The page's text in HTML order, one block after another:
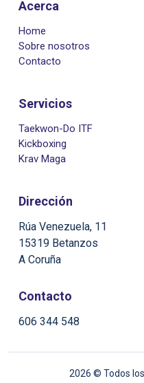
Acerca
Home
Sobre nosotros
Contacto
Servicios
Taekwon-Do ITF
Kickboxing
Krav Maga
Dirección
Rúa Venezuela, 11
15319 Betanzos
A Coruña
Contacto
606 344 548
2026 © Todos